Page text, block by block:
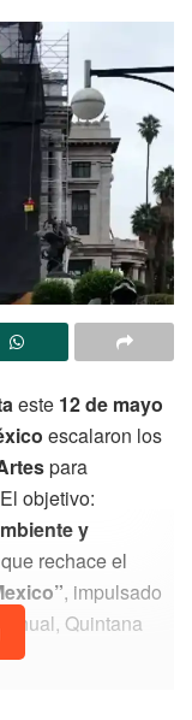
este 12 de mayo
escalaron los
para
objetivo:
y
rechace el
, impulsado
Quintana